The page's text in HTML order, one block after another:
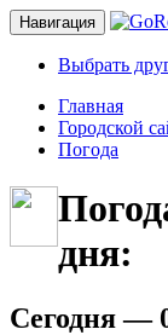
Навигация
Выбрать
Главная
Городской
Погода
дня:
Cегодня —